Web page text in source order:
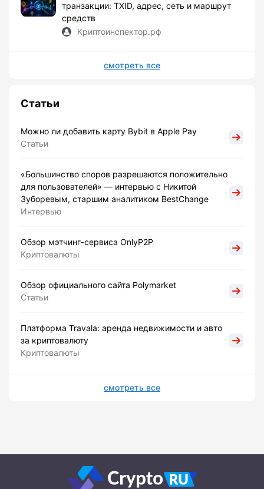
транзакции: TXID, адрес, сеть и маршрут
средств
Криптоинспектор.рф
смотреть все
Статьи
Можно ли добавить карту Bybit в Apple Pay
Статьи
«Большинство споров разрешаются положительно
для пользователей» — интервью с Никитой
Зуборевым, старшим аналитиком BestChange
Интервью
Обзор мэтчинг-сервиса OnlyP2P
Криптовалюты
Обзор официального сайта Polymarket
Статьи
Платформа Travala: аренда недвижимости и авто
за криптовалюту
Криптовалюты
смотреть все